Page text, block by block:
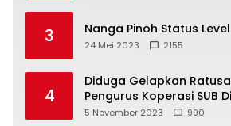
3 Nanga Pinoh Status
24 Mei 2023 2155
4
Diduga Gelapkan
Pengurus Koperasi SUB
Polisi
5 November 2023 990